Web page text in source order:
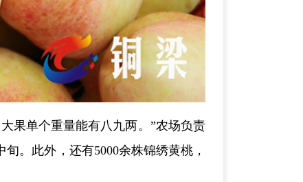
果单个重量能有八九两。”农场负责
。此外，还有5000余株锦绣黄桃，